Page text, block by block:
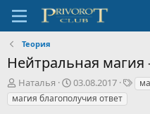
Теория
Нейтральная
А
в
т
Наталья
Д
а
т
03.08.2017
Т
магия благополучия ответ